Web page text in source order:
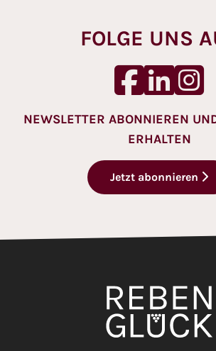
FOLGE UNS
NEWSLETTER ABONNIEREN
ERHALTEN
Jetzt abonnieren